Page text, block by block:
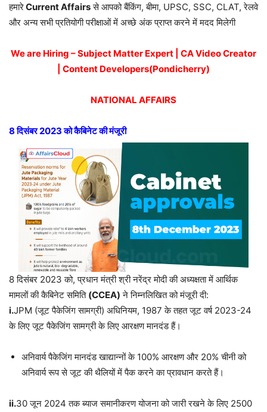
हमारेCurrent Affairsसे आपको बैंकिंग, बीमा, UPSC, SSC, CLAT, रेलवे
और अन्य सभी प्रतियोगी परीक्षाओं में अच्छे अंक प्राप्त करने में मदद मिलेगी
We are Hiring – Subject Matter Expert | CA Video Creator
| Content Developers(Pondicherry)
NATIONAL AFFAIRS
8 दिसंबर 2023 को कैबिनेट की मंजूरी
8 दिसंबर 2023 को, प्रधान मंत्री श्री नरेंद्र मोदी की अध्यक्षता में आर्थिक
मामलों की कैबिनेट समिति (CCEA) ने निम्नलिखित को मंजूरी दी:
i.JPM (जूट पैकेजिंग सामग्री) अधिनियम, 1987 के तहत जूट वर्ष 2023-24
के लिए जूट पैकेजिंग सामग्री के लिए आरक्षण मानदंड हैं।
अनिवार्य पैकेजिंग मानदंड खाद्यान्नों के 100% आरक्षण और 20% चीनी को
अनिवार्य रूप से जूट की थैलियों में पैक करने का प्रावधान करते हैं।
ii.30 जून 2024 तक ब्याज समानीकरण योजना को जारी रखने के लिए 2500